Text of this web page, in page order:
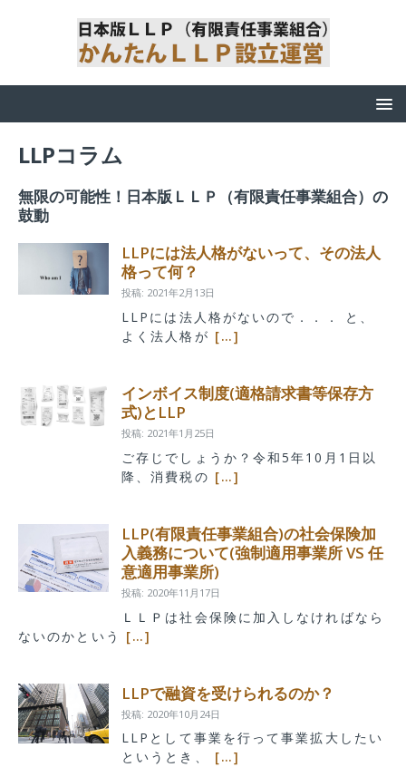
LLPコラム
無限の可能性！日本版ＬＬＰ（有限責任事業組合）の
鼓動
LLPには法人格がないって、その法人
格って何？
投稿: 2021年2月13日
LLPには法人格がないので．．． と、
よく法人格が […]
インボイス制度(適格請求書等保存方
式)とLLP
投稿: 2021年1月25日
ご存じでしょうか？令和5年10月1日以
降、消費税の […]
LLP(有限責任事業組合)の社会保険加
入義務について(強制適用事業所 VS 任
意適用事業所)
投稿: 2020年11月17日
ＬＬＰは社会保険に加入しなければなら
ないのかという […]
LLPで融資を受けられるのか？
投稿: 2020年10月24日
LLPとして事業を行って事業拡大したい
というとき、 […]